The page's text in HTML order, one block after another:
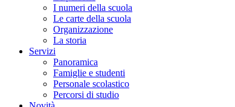
I numeri della scuola
Le carte della scuola
Organizzazione
La storia
Servizi
Panoramica
Famiglie e studenti
Personale scolastico
Percorsi di studio